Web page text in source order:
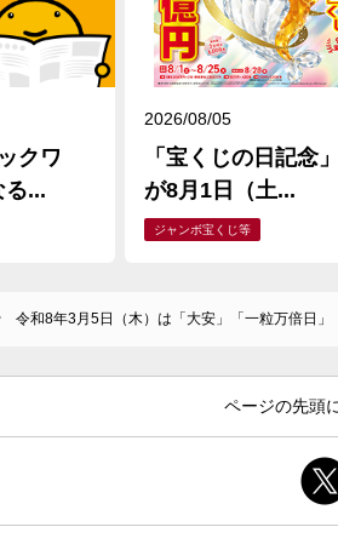
クワ
る...
2026/08/05
「宝くじの日記念
が8月1日（土...
ジャンボ宝くじ等
令和8年3月5日（木）は「大安」「一粒万倍日」
ページの先頭